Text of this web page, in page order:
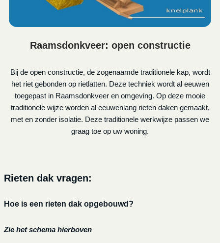
Raamsdonkveer: open constructie
Bij de open constructie, de zogenaamde traditionele kap, wordt
het riet gebonden op rietlatten. Deze techniek wordt al eeuwen
toegepast in Raamsdonkveer en omgeving. Op deze mooie
traditionele wijze worden al eeuwenlang rieten daken gemaakt,
met en zonder isolatie. Deze traditionele werkwijze passen we
graag toe op uw woning.
Rieten dak vragen:
Hoe is een rieten dak opgebouwd?
Zie het schema hierboven